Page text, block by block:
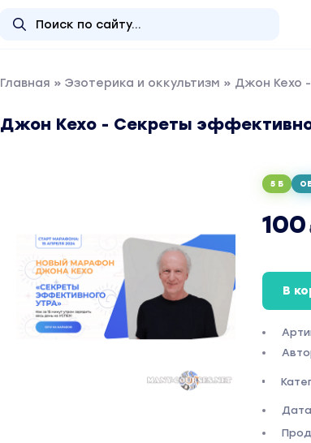
Главная » Эзотерика и оккультизм » Джон Кехо
Джон Кехо - Секреты
5 Б
100
В